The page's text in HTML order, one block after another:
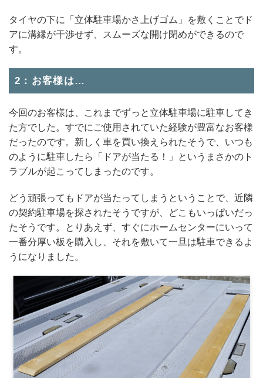
タイヤの下に「立体駐車場かさ上げゴム」を敷くことでド
アに溝縁が干渉せず、スムーズな開け閉めができるので
す。
2：お客様は…
今回のお客様は、これまでずっと立体駐車場に駐車してき
た方でした。すでにご使用されていた経験が豊富なお客様
だったのです。新しく車を買い換えられたそうで、いつも
のように駐車したら「ドアが当たる！」というまさかのト
ラブルが起こってしまったのです。
どう頑張ってもドアが当たってしまうということで、近隣
の契約駐車場を探されたそうですが、どこもいっぱいだっ
たそうです。とりあえず、すぐにホームセンターにいって
一番分厚い板を購入し、それを敷いて一旦は駐車できるよ
うになりました。